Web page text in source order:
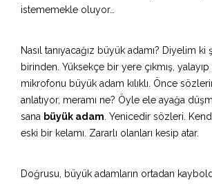
istememekle oluyor…
Nasıl tanıyacağız büyük adamı? Diyelim
birinden. Yüksekçe bir yere çıkmış,
mikrofonu büyük adam kılıklı. Önce
anlatıyor, meramı ne? Öyle ele ayağa
sana büyük adam . Yenicedir sözleri.
eski bir kelamı. Zararlı olanları kesip atar.
Doğrusu, büyük adamların ortadan